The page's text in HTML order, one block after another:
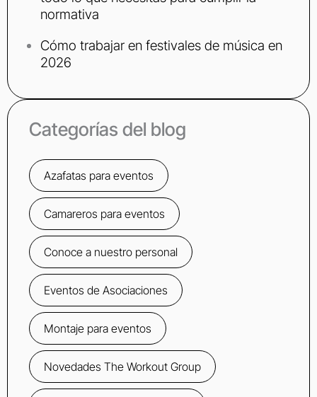
normativa
Cómo trabajar en festivales de música en
2026
Categorías del blog
Azafatas para eventos
Camareros para eventos
Conoce a nuestro personal
Eventos de Asociaciones
Montaje para eventos
Novedades The Workout Group